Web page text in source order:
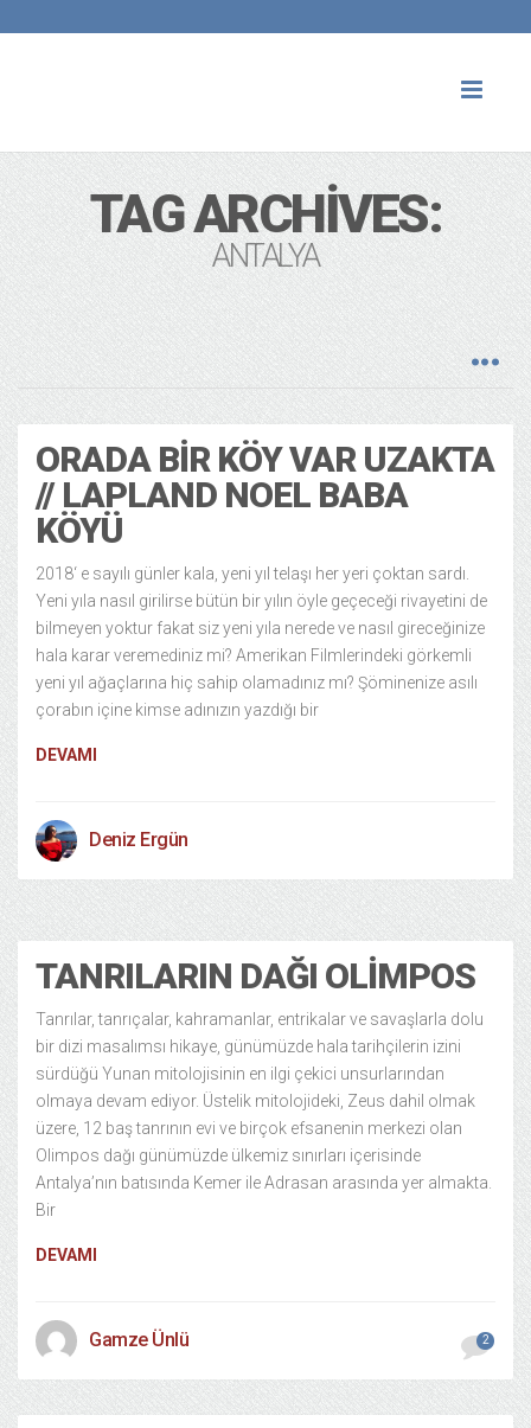
TAG ARCHIVES:
ANTALYA
ORADA BIR KÖY VAR UZAKTA
// LAPLAND NOEL BABA
KÖYÜ
2018‘ e sayılı günler kala, yeni yıl telaşı her yeri çoktan sardı.
Yeni yıla nasıl girilirse bütün bir yılın öyle geçeceği rivayetini de
bilmeyen yoktur fakat siz yeni yıla nerede ve nasıl gireceğinize
hala karar veremediniz mi? Amerikan Filmlerindeki görkemli
yeni yıl ağaçlarına hiç sahip olamadınız mı? Şöminenize asılı
çorabın içine kimse adınızın yazdığı bir
DEVAMI
Deniz Ergün
Kültür Sanat
TANRILARIN DAĞI OLIMPOS
Tanrılar, tanrıçalar, kahramanlar, entrikalar ve savaşlarla dolu
bir dizi masalımsı hikaye, günümüzde hala tarihçilerin izini
sürdüğü Yunan mitolojisinin en ilgi çekici unsurlarından
olmaya devam ediyor. Üstelik mitolojideki, Zeus dahil olmak
üzere, 12 baş tanrının evi ve birçok efsanenin merkezi olan
Olimpos dağı günümüzde ülkemiz sınırları içerisinde
Antalya’nın batısında Kemer ile Adrasan arasında yer almakta.
Bir
DEVAMI
Gamze Ünlü 2